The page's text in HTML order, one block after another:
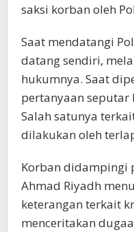
saksi korban oleh
Saat mendatangi
datang sendiri,
hukumnya. Saat
pertanyaan
Salah satunya
dilakukan oleh
Korban didampingi
Ahmad Riyadh
keterangan terkait
menceritakan